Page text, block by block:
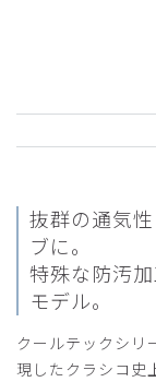
抜群の通気
ブに。
特殊な防汚
モデル。
クールテックシリ
現したクラシコ史